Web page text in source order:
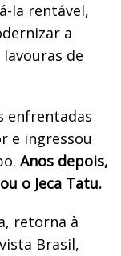
la rentável,
a
de
enfrentadas
e ingressou
Anos depois,
o Jeca Tatu.
retorna à
Brasil,